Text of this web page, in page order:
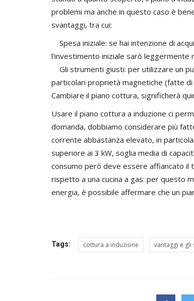
problemi ma anche in questo caso è
svantaggi, tra cui:
Spesa iniziale: se hai intenzione di
l'investimento iniziale sarò leggermente
Gli strumenti giusti: per utilizzare un
particolari proprietà magnetiche (fatte
Cambiare il piano cottura, significherà
Usare il piano cottura a induzione ci
domanda, dobbiamo considerare più
corrente abbastanza elevato, in
superiore ai 3 kW, soglia media di
consumo però deve essere affiancato
rispetto a una cucina a gas: per questo
energia, è possibile affermare che un
Tags: cottura a induzione vantaggi e